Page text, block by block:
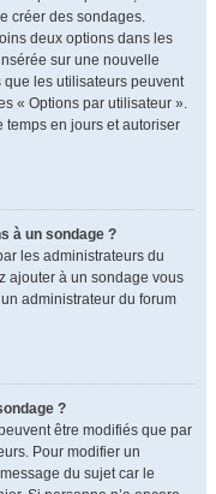
créer des sondages.
deux options dans les
sur une nouvelle
que les utilisateurs peuvent
« Options par utilisateur ».
temps en jours et autoriser
à un sondage ?
les administrateurs du
ajouter à un sondage vous
administrateur du forum
?
être modifiés que par
Pour modifier un
du sujet car le